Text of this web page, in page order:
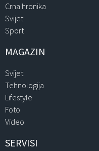
Crna hronika
Svijet
Sport
MAGAZIN
Svijet
Tehnologija
Lifestyle
Foto
Video
SERVISI